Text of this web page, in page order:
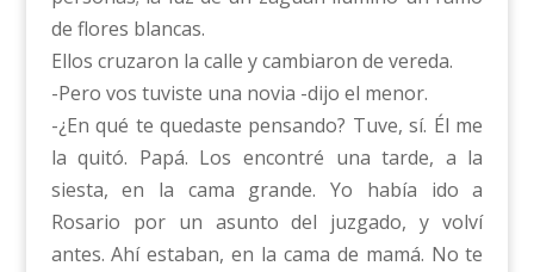
de flores blancas.
Ellos cruzaron la calle y cambiaron de vereda.
-Pero vos tuviste una novia -dijo el menor.
-¿En qué te quedaste pensando? Tuve, sí. Él me
la quitó. Papá. Los encontré una tarde, a la
siesta, en la cama grande. Yo había ido a
Rosario por un asunto del juzgado, y volví
antes. Ahí estaban, en la cama de mamá. No te